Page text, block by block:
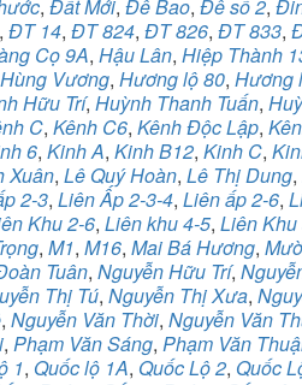
, Đất Mới, Đê Bao, Đê số 2,
, ĐT 14, ĐT 824, ĐT 826, ĐT 833,
Cọ 9A, Hậu Lân, Hiệp Thành
Hùng Vương, Hương lộ 80, Hương
Hữu Trí, Huỳnh Thanh Tuấn,
C, Kênh C6, Kênh Độc Lập,
6, Kinh A, Kinh B12, Kinh C,
Xuân, Lê Quý Hoàn, Lê Thị Dung,
2-3, Liên Ấp 2-3-4, Liên ấp 2-6,
Khu 2-6, Liên khu 4-5, Liên Khu
, M1, M16, Mai Bá Hương,
Tuân, Nguyễn Hữu Trí,
Thị Tú, Nguyễn Thị Xưa,
, Nguyễn Văn Thời, Nguyễn Văn
, Phạm Văn Sáng, Phạm Văn
1, Quốc lộ 1A, Quốc Lộ 2, Quốc